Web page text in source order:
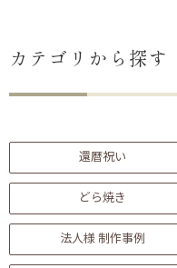
カテゴリから探す
還暦祝い
どら焼き
法人様 制作事例